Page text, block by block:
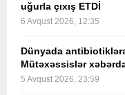
uğurla çıxış ETDİ
6 Avqust 2026, 12:35
Dünyada
Mütəxəssislər
5 Avqust 2026, 23:59